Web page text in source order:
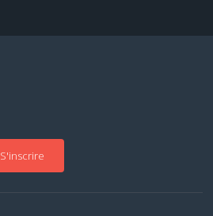
S'inscrire